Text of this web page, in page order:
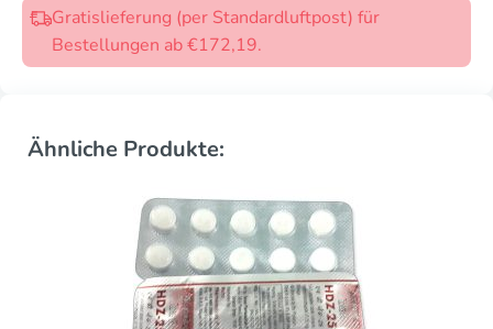
Gratislieferung (per Standardluftpost) für
Bestellungen ab €172,19.
Ähnliche Produkte: